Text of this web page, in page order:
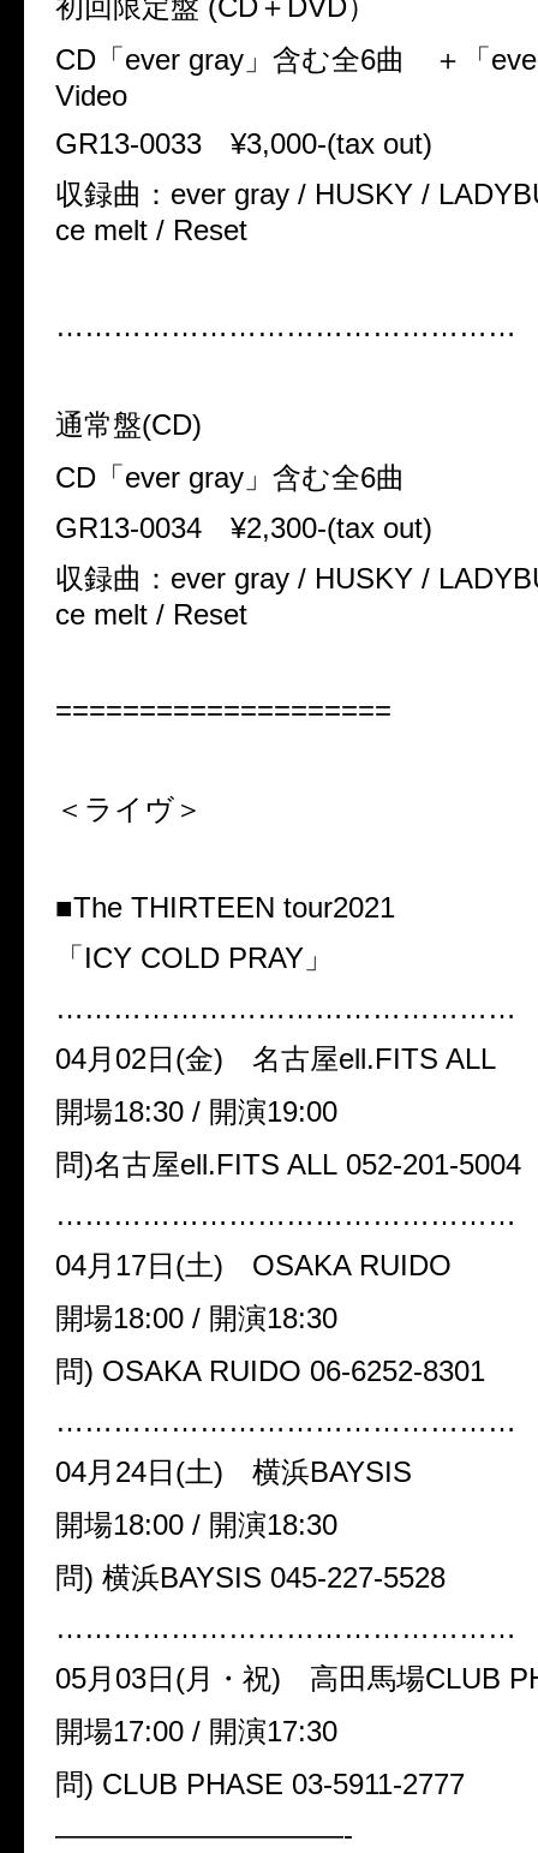
初回限定盤 (CD＋DVD）
CD「 ever gray 」含む全6曲
＋「
Video
GR13-0033
¥3,000-(tax out)
収録曲：ever gray / HUSKY /
ce melt / Reset
…………………………………………
通常盤(CD)
CD「 ever gray 」含む全6曲
GR13-0034
¥2,300-(tax out)
収録曲：ever gray / HUSKY /
ce melt / Reset
====================
＜ライヴ＞
■The THIRTEEN tour2021
「 ICY COLD PRAY 」
…………………………………………
04月 02日 (金) 名古屋ell.FITS ALL
開場18:30 / 開演19:00
問)名古屋ell.FITS ALL 052-201-5004
…………………………………………
04月17日(土) OSAKA RUIDO
開場18:00 / 開演18:30
問) OSAKA RUIDO 06-6252-8301
…………………………………………
04月24日(土) 横浜BAYSIS
開場18:00 / 開演18:30
問) 横浜BAYSIS 045-227-5528
…………………………………………
05月03日(月・祝) 高田馬場CLUB
開場17:00 / 開演17:30
問) CLUB PHASE 03-5911-2777
——————————-